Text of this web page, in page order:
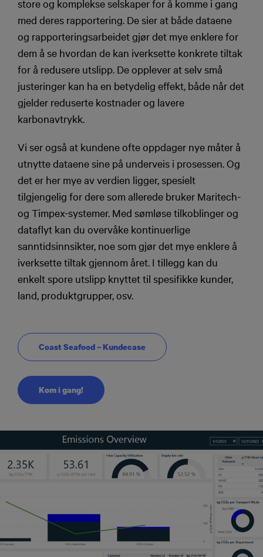
store og komplekse selskaper for å komme i gang
med deres rapportering. De sier at både dataene
og rapporteringsarbeidet gjør det mye enklere for
dem å se hvordan de kan iverksette konkrete tiltak
for å redusere utslipp. De opplever at selv små
justeringer kan ha en betydelig effekt, både når det
gjelder reduserte kostnader og lavere
karbonavtrykk.
Vi ser også at kundene ofte oppdager nye måter å
utnytte dataene sine på underveis i prosessen. Og
det er her mye av verdien ligger, spesielt
tilgjengelig for dere som allerede bruker Maritech-
og Timpex-systemer. Med sømløse tilkoblinger og
dataflyt kan du overvåke kontinuerlige
sanntidsinnsikter, noe som gjør det mye enklere å
iverksette tiltak gjennom året. I tillegg kan du
enkelt spore utslipp knyttet til spesifikke kunder,
land, produktgrupper, osv.
Coast Seafood – Kundecase
Kom i gang!